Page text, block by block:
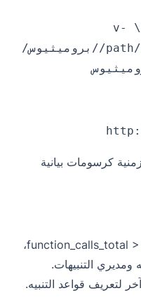
دوكر ران\ -ص 9090:9090\ -v
/path/to/prometheus.yml:/etc/بروميثيوس/
كرسومات بيانية
إذا كنت بحاجة إلى تنبيه على function_calls_total > 100،
ومديري التنبيهات.